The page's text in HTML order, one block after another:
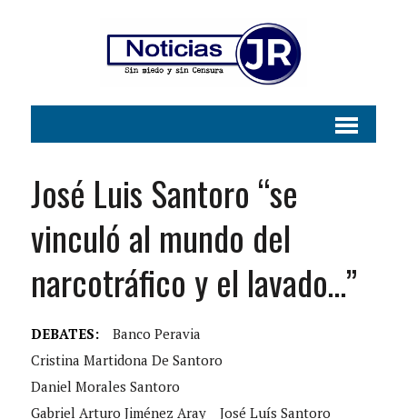
José Luis Santoro “se
vinculó al mundo del
narcotráfico y el lavado…”
DEBATES:
Banco Peravia
Cristina Martidona De Santoro
Daniel Morales Santoro
Gabriel Arturo Jiménez Aray
José Luís Santoro